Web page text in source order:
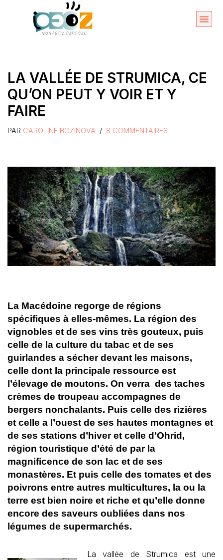
LA VALLÉE DE STRUMICA, CE
QU’ON PEUT Y VOIR ET Y
FAIRE
PAR CAROLINE BOZINOVA 8 COMMENTAIRES
La Macédoine regorge de régions
spécifiques à elles-mêmes. La région des
vignobles et de ses vins très gouteux, puis
celle de la culture du tabac et de ses
guirlandes a sécher devant les maisons,
celle dont la principale ressource est
l’élevage de moutons. On verra des taches
crèmes de troupeau accompagnes de
bergers nonchalants. Puis celle des rizières
et celle a l’ouest de ses hautes montagnes et
de ses stations d’hiver et celle d’Ohrid,
région touristique d’été de par la
magnificence de son lac et de ses
monastères. Et puis celle des tomates et des
poivrons entre autres multicultures, la ou la
terre est bien noire et riche et qu’elle donne
encore des saveurs oubliées dans nos
légumes de supermarchés.
La vallée de Strumica est une